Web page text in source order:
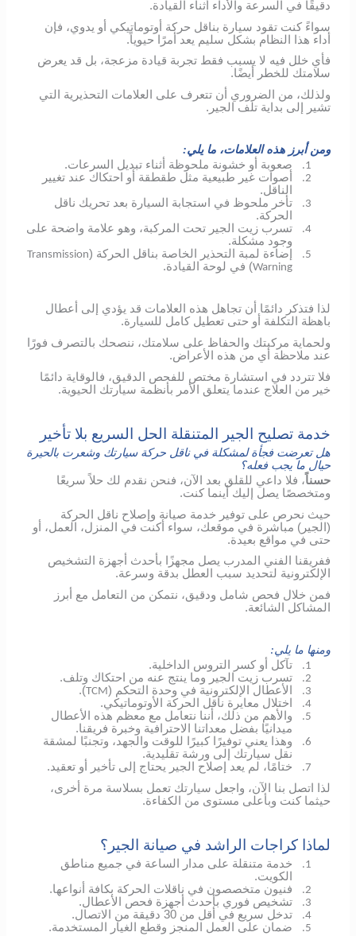
دقيقًا في السرعة والأداء أثناء القيادة.
سواءً كنت تقود سيارة بناقل حركة أوتوماتيكي أو يدوي، فإن
أداء هذا النظام بشكل سليم يعد أمرًا حيوياً.
فأي خلل فيه لا يسبب فقط تجربة قيادة مزعجة، بل قد يعرض
سلامتك للخطر أيضًا.
ولذلك، من الضروري أن تتعرف على العلامات التحذيرية التي
تشير إلى بداية تلف الجير.
ومن أبرز هذه العلامات، ما يلي:
1. صعوبة أو خشونة ملحوظة أثناء تبديل السرعات.
2.
أصوات غير طبيعية مثل طقطقة أو احتكاك عند تغيير
الناقل.
3.
تأخر ملحوظ في استجابة السيارة بعد تحريك ناقل
الحركة.
4.
تسرب زيت الجير تحت المركبة، وهو علامة واضحة على
وجود مشكلة.
5. إضاءة لمبة التحذير الخاصة بناقل الحركة (Transmission
Warning) في لوحة القيادة.
لذا فتذكر دائمًا أن تجاهل هذه العلامات قد يؤدي إلى أعطال
باهظة التكلفة أو حتى تعطيل كامل للسيارة.
ولحماية مركبتك والحفاظ على سلامتك، ننصحك بالتصرف فورًا
عند ملاحظة أي من هذه الأعراض.
فلا تتردد في استشارة مختص للفحص الدقيق، فالوقاية دائمًا
خير من العلاج عندما يتعلق الأمر بأنظمة سيارتك الحيوية.
خدمة تصليح الجير المتنقلة الحل السريع بلا تأخير
هل تعرضت فجأة لمشكلة في ناقل حركة سيارتك وشعرت بالحيرة
حيال ما يجب فعله؟
حسناً، فلا داعي للقلق بعد الآن، فنحن نقدم لك حلاً سريعًا
ومتخصصًا يصل إليك أينما كنت.
حيث نحرص على توفير خدمة صيانة وإصلاح ناقل الحركة
(الجير) مباشرة في موقعك، سواء أكنت في المنزل، العمل، أو
حتى في مواقع بعيدة.
ففريقنا الفني المدرب يصل مجهزًا بأحدث أجهزة التشخيص
الإلكترونية لتحديد سبب العطل بدقة وسرعة.
فمن خلال فحص شامل ودقيق، نتمكن من التعامل مع أبرز
المشاكل الشائعة.
ومنها ما يلي:
1. تآكل أو كسر التروس الداخلية.
2. تسرب زيت الجير وما ينتج عنه من احتكاك وتلف.
3. الأعطال الإلكترونية في وحدة التحكم (TCM
).
4. اختلال معايرة ناقل الحركة الأوتوماتيكي.
5.
والأهم من ذلك، أننا نتعامل مع معظم هذه الأعطال
ميدانيًا بفضل معداتنا الاحترافية وخبرة فريقنا.
6.
وهذا يعني توفيرًا كبيرًا للوقت والجهد، وتجنبًا لمشقة
نقل سيارتك إلى ورشة تقليدية.
7.
ختامًا، لم يعد إصلاح الجير يحتاج إلى تأخير أو تعقيد.
لذا اتصل بنا الآن، واجعل سيارتك تعمل بسلاسة مرة أخرى،
حيثما كنت وبأعلى مستوى من الكفاءة.
لماذا كراجات الراشد في صيانة الجير؟
1.
خدمة متنقلة على مدار الساعة في جميع مناطق
الكويت.
2. فنيون متخصصون في ناقلات الحركة بكافة أنواعها.
3. تشخيص فوري بأحدث أجهزة فحص الأعطال.
4. تدخل سريع في أقل من 30 دقيقة من الاتصال.
5. ضمان على العمل المنجز وقطع الغيار المستخدمة.